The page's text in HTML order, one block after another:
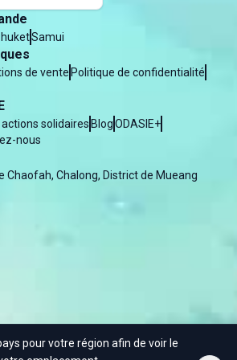
Samui
de vente Politique de confidentialité
actions solidaires BlogODASIE+
nous
Chaofah, Chalong, District de Mueang
- Water of Asia Co. Ltd
pour votre région afin de voir le